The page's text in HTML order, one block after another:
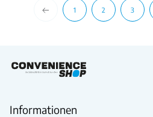
1 2 3
Informationen